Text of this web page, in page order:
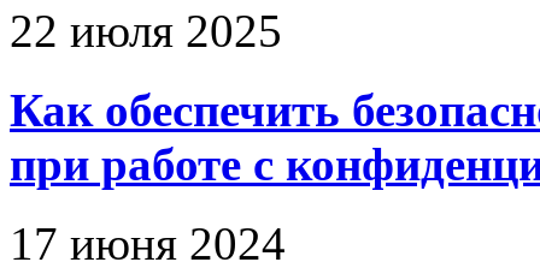
22 июля 2025
Как обеспечить
при работе с
17 июня 2024